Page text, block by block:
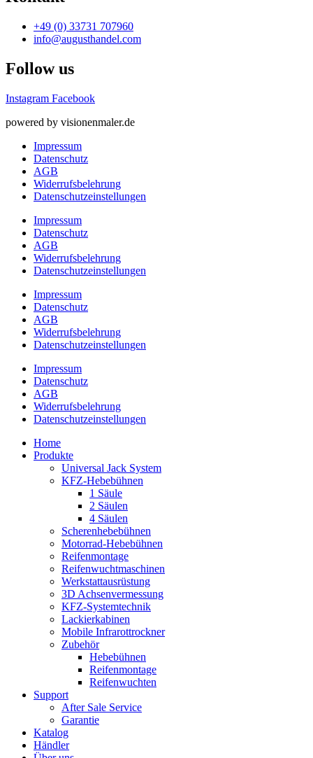
+49 (0) 33731 707960
info@augusthandel.com
Follow us
Instagram Facebook
powered by visionenmaler.de
Impressum
Datenschutz
AGB
Widerrufsbelehrung
Datenschutz­­einstellungen
Impressum
Datenschutz
AGB
Widerrufsbelehrung
Datenschutz­­einstellungen
Impressum
Datenschutz
AGB
Widerrufsbelehrung
Datenschutz­­einstellungen
Impressum
Datenschutz
AGB
Widerrufsbelehrung
Datenschutz­­einstellungen
Home
Produkte
Universal Jack System
KFZ-Hebebühnen
1 Säule
2 Säulen
4 Säulen
Scherenhebebühnen
Motorrad-Hebebühnen
Reifenmontage
Reifenwuchtmaschinen
Werkstattausrüstung
3D Achsenvermessung
KFZ-Systemtechnik
Lackierkabinen
Mobile Infrarottrockner
Zubehör
Hebebühnen
Reifenmontage
Reifenwuchten
Support
After Sale Service
Garantie
Katalog
Händler